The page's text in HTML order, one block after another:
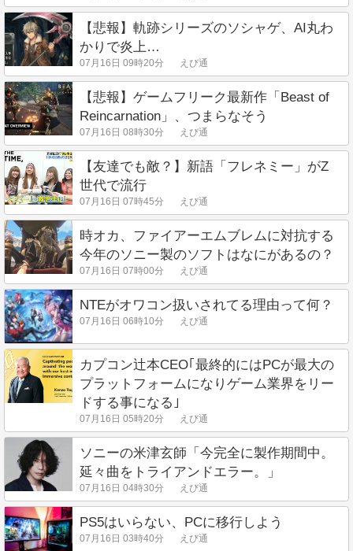
【悲報】軌跡シリーズのソシャゲ、AI丸わ
かりで炎上…
07月16日 09時20分 えび通
【悲報】ゲームフリーク最新作「Beast of
Reincarnation」、つまらなそう
07月16日 08時30分 えび通
【友達でも敵？】新語「フレネミー」がZ
世代で流行
07月16日 07時45分 えび通
時オカ、ファイアーエムブレムに対抗する
今年のソニー製のソフトはなにがあるの？
07月16日 07時00分 えび通
NTEがオワコン扱いされてる理由って何？
07月16日 06時10分 えび通
カプコン辻本CEO｢最終的にはPCが最大の
プラットフォームになりゲーム業界をリー
ドする事になる｣
07月16日 05時20分 えび通
ソニーの米津玄師「今完全に製作期間中。
延々曲をトライアンドエラー。」
07月16日 04時30分 えび通
PS5はいらない、PCに移行しよう
07月16日 03時40分 えび通